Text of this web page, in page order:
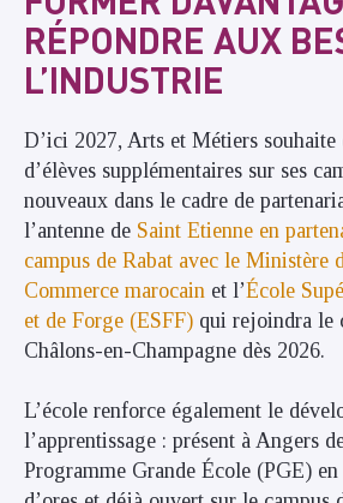
RÉPONDRE AUX
L’INDUSTRIE
D’ici 2027, Arts et Métiers
d’élèves supplémentaires sur ses
nouveaux dans le cadre de
l’antenne de Saint Etienne en
campus de Rabat avec le Ministère
Commerce marocain et l’École
et de Forge (ESFF) qui rejoindra le
Châlons-en-Champagne dès 2026.
L’école renforce également le
l’apprentissage : présent à Angers
Programme Grande École (PGE)